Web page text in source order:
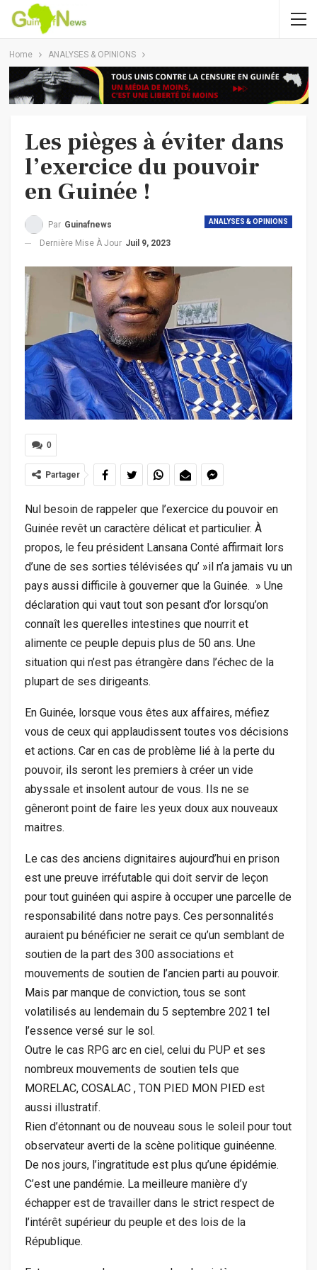
Home ANALYSES & OPINIONS
Les pièges à éviter dans
l’exercice du pouvoir
en Guinée !
ANALYSES & OPINIONS
Par Guinafnews
Dernière Mise À Jour Juil 9, 2023
0
Partager
Nul besoin de rappeler que l’exercice du pouvoir en
Guinée revêt un caractère délicat et particulier. À
propos, le feu président Lansana Conté affirmait lors
d’une de ses sorties télévisées qu’ »il n’a jamais vu un
pays aussi difficile à gouverner que la Guinée. » Une
déclaration qui vaut tout son pesant d’or lorsqu’on
connaît les querelles intestines que nourrit et
alimente ce peuple depuis plus de 50 ans. Une
situation qui n’est pas étrangère dans l’échec de la
plupart de ses dirigeants.
En Guinée, lorsque vous êtes aux affaires, méfiez
vous de ceux qui applaudissent toutes vos décisions
et actions. Car en cas de problème lié à la perte du
pouvoir, ils seront les premiers à créer un vide
abyssale et insolent autour de vous. Ils ne se
gêneront point de faire les yeux doux aux nouveaux
maitres.
Le cas des anciens dignitaires aujourd’hui en prison
est une preuve irréfutable qui doit servir de leçon
pour tout guinéen qui aspire à occuper une parcelle de
responsabilité dans notre pays. Ces personnalités
auraient pu bénéficier ne serait ce qu’un semblant de
soutien de la part des 300 associations et
mouvements de soutien de l’ancien parti au pouvoir.
Mais par manque de conviction, tous se sont
volatilisés au lendemain du 5 septembre 2021 tel
l’essence versé sur le sol.
Outre le cas RPG arc en ciel, celui du PUP et ses
nombreux mouvements de soutien tels que
MORELAC, COSALAC , TON PIED MON PIED est
aussi illustratif.
Rien d’étonnant ou de nouveau sous le soleil pour tout
observateur averti de la scène politique guinéenne.
De nos jours, l’ingratitude est plus qu’une épidémie.
C’est une pandémie. La meilleure manière d’y
échapper est de travailler dans le strict respect de
l’intérêt supérieur du peuple et des lois de la
République.